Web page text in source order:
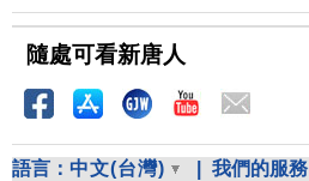
隨處可看新唐人
語言： 中文(台灣) 我們的服務